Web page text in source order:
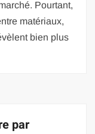
Pourtant,
matériaux,
bien plus
par